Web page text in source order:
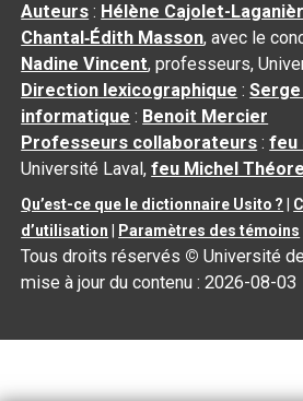
Auteurs : Hélène Cajolet-
Chantal‑Édith Masson, avec le
Nadine Vincent, professeurs,
Direction lexicographique :Serge
informatique : Benoit Mercier
Professeurs collaborateurs :feu
Université Laval,feu Michel
Qu’est-ce que le dictionnaire Usito ?
d’utilisation
Paramètres des témoins
Tous droits réservés © Université
mise à jour du contenu :2026-08-03